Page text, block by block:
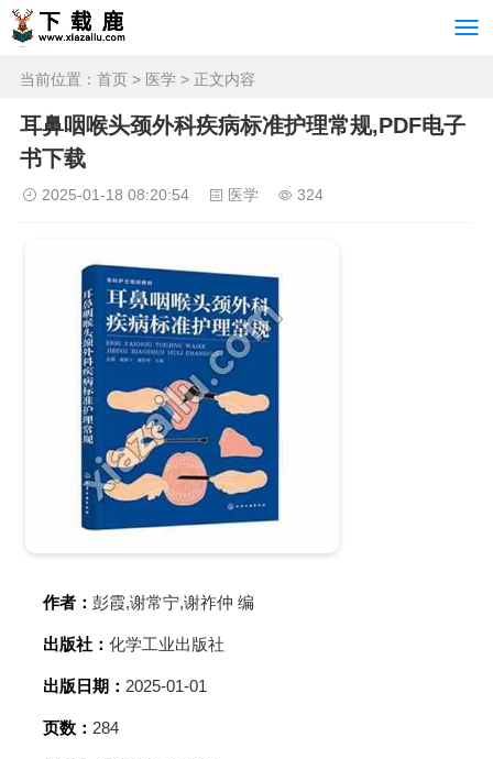
当前位置： 首页 > 医学 > 正文内容
耳鼻咽喉头颈外科疾病标准护理常规,PDF电子
书下载
2025-01-18 08:20:54 医学 324
作者： 彭霞,谢常宁,谢祚仲 编
出版社： 化学工业出版社
出版日期： 2025-01-01
页数： 284